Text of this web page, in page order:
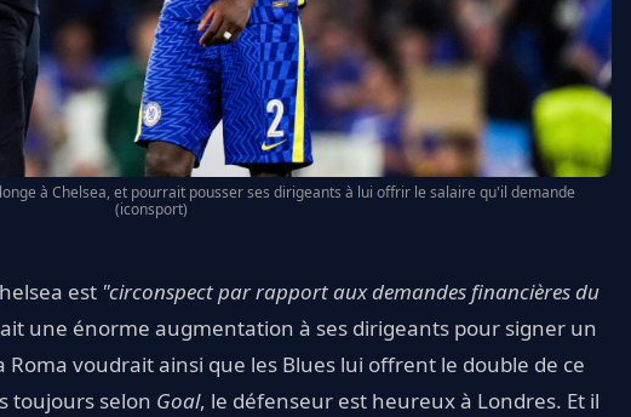
à Chelsea, et pourrait pousser ses dirigeants à lui offrir le salaire qu'il demande
(iconsport)
est "circonspect par rapport aux demandes financières du
une énorme augmentation à ses dirigeants pour signer un
voudrait ainsi que les Blues lui offrent le double de ce
toujours selon Goal, le défenseur est heureux à Londres. Et il